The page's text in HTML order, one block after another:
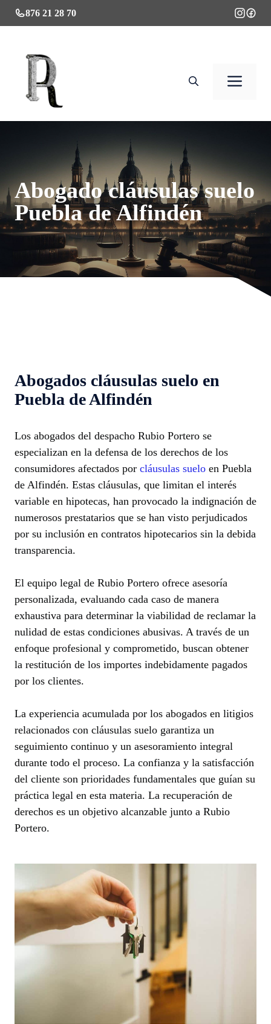
Saltar
al
876 21 28 70
Abogado cláusulas suelo
Puebla de Alfindén
Abogados cláusulas suelo en
Puebla de Alfindén
Los abogados del despacho Rubio Portero se
especializan en la defensa de los derechos de los
consumidores afectados por cláusulas suelo en Puebla
de Alfindén. Estas cláusulas, que limitan el interés
variable en hipotecas, han provocado la indignación de
numerosos prestatarios que se han visto perjudicados
por su inclusión en contratos hipotecarios sin la debida
transparencia.
El equipo legal de Rubio Portero ofrece asesoría
personalizada, evaluando cada caso de manera
exhaustiva para determinar la viabilidad de reclamar la
nulidad de estas condiciones abusivas. A través de un
enfoque profesional y comprometido, buscan obtener
la restitución de los importes indebidamente pagados
por los clientes.
La experiencia acumulada por los abogados en litigios
relacionados con cláusulas suelo garantiza un
seguimiento continuo y un asesoramiento integral
durante todo el proceso. La confianza y la satisfacción
del cliente son prioridades fundamentales que guían su
práctica legal en esta materia. La recuperación de
derechos es un objetivo alcanzable junto a Rubio
Portero.